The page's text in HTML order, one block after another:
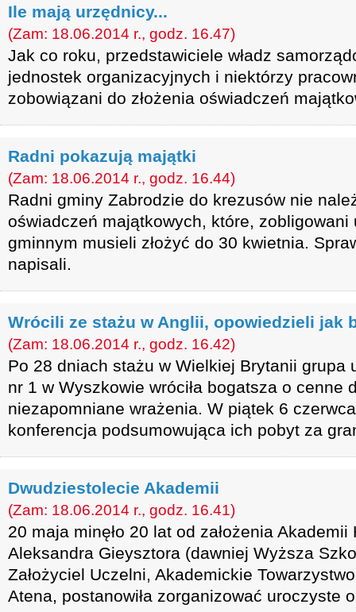
Ile mają urzędnicy...
(Zam: 18.06.2014 r., godz. 16.47)
Jak co roku, przedstawiciele władz
jednostek organizacyjnych i niektórzy
zobowiązani do złożenia oświadczeń
Radni pokazują majątki
(Zam: 18.06.2014 r., godz. 16.44)
Radni gminy Zabrodzie do krezusów nie
oświadczeń majątkowych, które,
gminnym musieli złożyć do 30 kwietnia.
napisali.
Wrócili ze stażu w Anglii, opowiedzieli jak
(Zam: 18.06.2014 r., godz. 16.42)
Po 28 dniach stażu w Wielkiej Brytanii grupa
nr 1 w Wyszkowie wróciła bogatsza o cenne
niezapomniane wrażenia. W piątek 6
konferencja podsumowująca ich pobyt za
Dwudziestolecie Akademii
(Zam: 18.06.2014 r., godz. 16.41)
20 maja minęło 20 lat od założenia
Aleksandra Gieysztora (dawniej Wyższa
Założyciel Uczelni, Akademickie
Atena, postanowiła zorganizować uroczyste